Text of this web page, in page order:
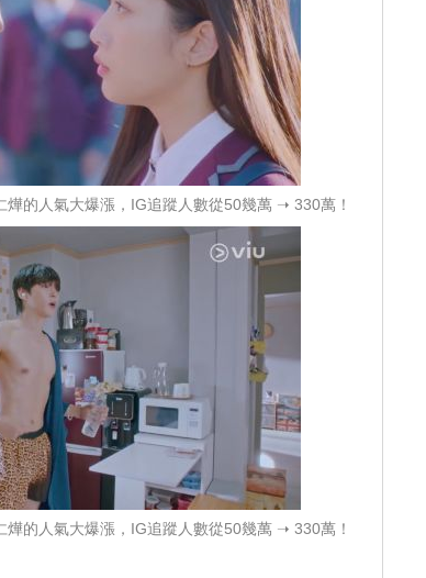
燁的人氣大爆漲，IG追蹤人數從50幾萬 ➝ 330萬！
燁的人氣大爆漲，IG追蹤人數從50幾萬 ➝ 330萬！